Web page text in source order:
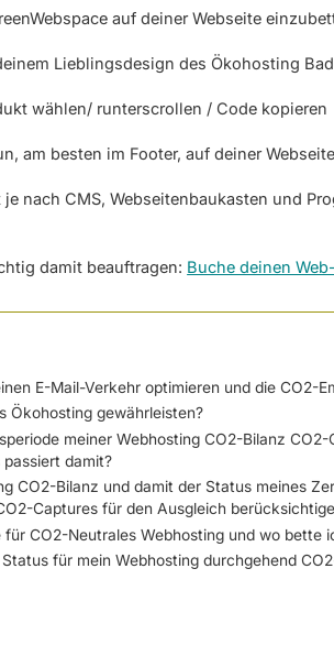
auf deiner Webseite
Lieblingsdesign des Ökohosting
wählen/ runterscrollen / Code kopieren
am besten im Footer, auf deiner
nach CMS, Webseitenbaukasten und
damit beauftragen: Buche deinen
E-Mail-Verkehr optimieren und die CO2-
Ökohosting gewährleisten?
meiner Webhosting CO2-Bilanz
damit?
CO2-Bilanz und damit der Status meines
Captures für den Ausgleich
CO2-Neutrales Webhosting und wo bette
für mein Webhosting durchgehend